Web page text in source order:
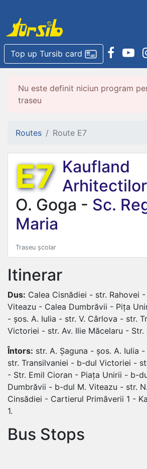
Top up Tursib card
Nu este definit niciun program
traseu
Routes Route E7
E7 Kaufland
Arhitectilor
O. Goga - Sc.
Maria
Traseu școlar
Itinerar
Dus: Calea Cisnădiei - str. Rahovei
Viteazu - Calea Dumbrăvii - Pița
- șos. A. Iulia - str. V. Cârlova - str.
Victoriei - str. Av. Ilie Măcelaru - Str.
Întors: str. A. Șaguna - șos. A. Iulia
str. Transilvaniei - b-dul Victoriei -
- Str. Emil Cioran - Piața Unirii - b-
Dumbrăvii - b-dul M. Viteazu - str.
Cinsădiei - Cartierul Primăverii 1 -
1.
Bus Stops